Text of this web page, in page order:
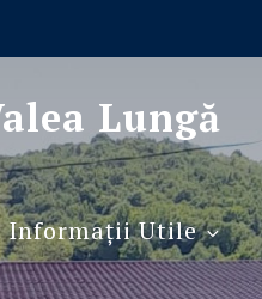
Lungă
Informaţii Utile